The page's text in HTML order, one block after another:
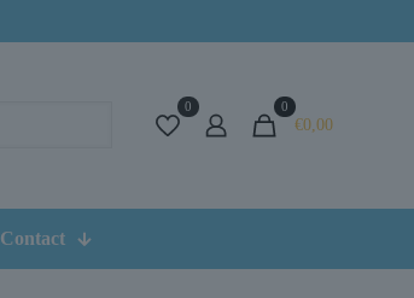
0 0
€0,00
Contact